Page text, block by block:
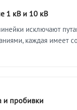
1 кВ и 10 кВ
исключают
каждая имеет
и пробивки